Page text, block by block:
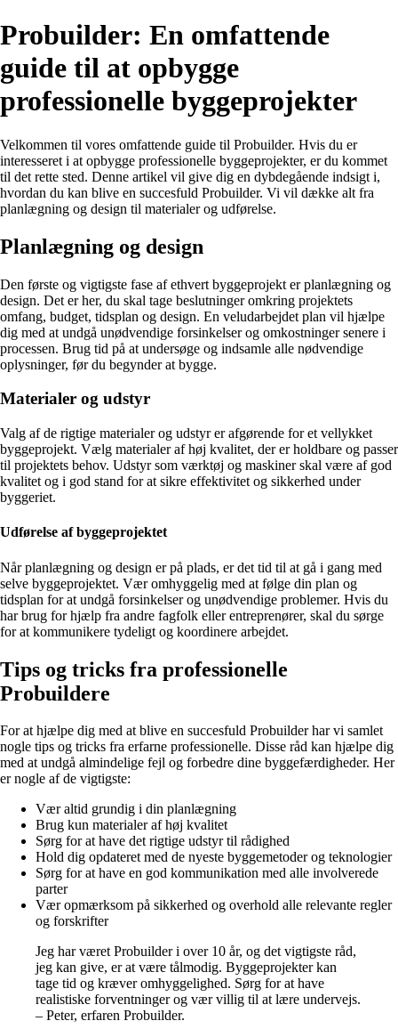
Probuilder: En omfattende
guide til at opbygge
professionelle byggeprojekter
Velkommen til vores omfattende guide til Probuilder. Hvis du er
interesseret i at opbygge professionelle byggeprojekter, er du kommet
til det rette sted. Denne artikel vil give dig en dybdegående indsigt i,
hvordan du kan blive en succesfuld Probuilder. Vi vil dække alt fra
planlægning og design til materialer og udførelse.
Planlægning og design
Den første og vigtigste fase af ethvert byggeprojekt er planlægning og
design. Det er her, du skal tage beslutninger omkring projektets
omfang, budget, tidsplan og design. En veludarbejdet plan vil hjælpe
dig med at undgå unødvendige forsinkelser og omkostninger senere i
processen. Brug tid på at undersøge og indsamle alle nødvendige
oplysninger, før du begynder at bygge.
Materialer og udstyr
Valg af de rigtige materialer og udstyr er afgørende for et vellykket
byggeprojekt. Vælg materialer af høj kvalitet, der er holdbare og passer
til projektets behov. Udstyr som værktøj og maskiner skal være af god
kvalitet og i god stand for at sikre effektivitet og sikkerhed under
byggeriet.
Udførelse af byggeprojektet
Når planlægning og design er på plads, er det tid til at gå i gang med
selve byggeprojektet. Vær omhyggelig med at følge din plan og
tidsplan for at undgå forsinkelser og unødvendige problemer. Hvis du
har brug for hjælp fra andre fagfolk eller entreprenører, skal du sørge
for at kommunikere tydeligt og koordinere arbejdet.
Tips og tricks fra professionelle
Probuildere
For at hjælpe dig med at blive en succesfuld Probuilder har vi samlet
nogle tips og tricks fra erfarne professionelle. Disse råd kan hjælpe dig
med at undgå almindelige fejl og forbedre dine byggefærdigheder. Her
er nogle af de vigtigste:
Vær altid grundig i din planlægning
Brug kun materialer af høj kvalitet
Sørg for at have det rigtige udstyr til rådighed
Hold dig opdateret med de nyeste byggemetoder og teknologier
Sørg for at have en god kommunikation med alle involverede
parter
Vær opmærksom på sikkerhed og overhold alle relevante regler
og forskrifter
Jeg har været Probuilder i over 10 år, og det vigtigste råd,
jeg kan give, er at være tålmodig. Byggeprojekter kan
tage tid og kræver omhyggelighed. Sørg for at have
realistiske forventninger og vær villig til at lære undervejs.
– Peter, erfaren Probuilder.